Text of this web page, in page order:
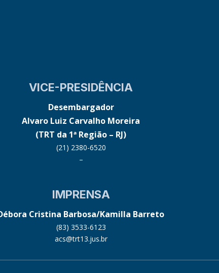
VICE-PRESIDÊNCIA
Desembargador
Alvaro Luiz Carvalho Moreira
(TRT da 1ª Região – RJ)
(21) 2380-6520
–
IMPRENSA
Cristina Barbosa/Kamilla Barreto
(83) 3533-6123
acs@trt13.jus.br